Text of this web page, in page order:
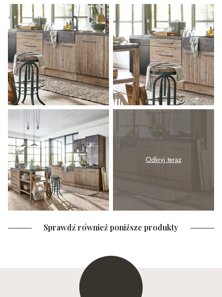
Odkryj teraz
Sprawdź również poniższe produkty